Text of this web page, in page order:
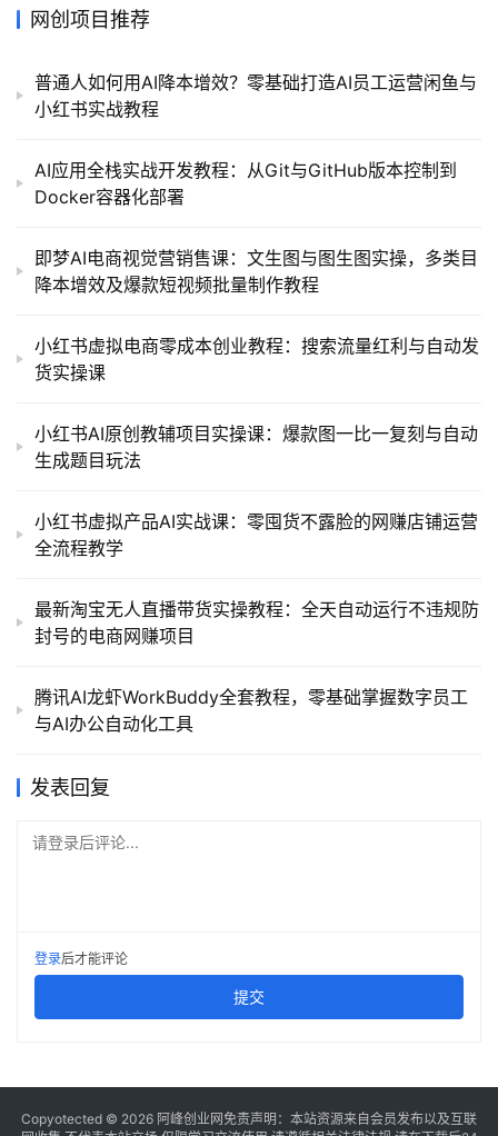
网创项目推荐
普通人如何用AI降本增效？零基础打造AI员工运营闲鱼与
小红书实战教程
AI应用全栈实战开发教程：从Git与GitHub版本控制到
Docker容器化部署
即梦AI电商视觉营销售课：文生图与图生图实操，多类目
降本增效及爆款短视频批量制作教程
小红书虚拟电商零成本创业教程：搜索流量红利与自动发
货实操课
小红书AI原创教辅项目实操课：爆款图一比一复刻与自动
生成题目玩法
小红书虚拟产品AI实战课：零囤货不露脸的网赚店铺运营
全流程教学
最新淘宝无人直播带货实操教程：全天自动运行不违规防
封号的电商网赚项目
腾讯AI龙虾WorkBuddy全套教程，零基础掌握数字员工
与AI办公自动化工具
发表回复
请登录后评论...
登录后才能评论
提交
Copyotected © 2026 阿峰创业网 免责声明：本站资源来自会员发布以及互联